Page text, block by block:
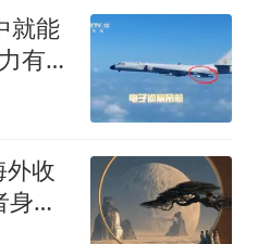
就能
有多
外收
份